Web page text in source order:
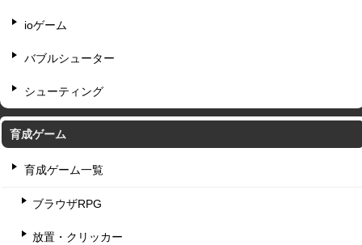
ioゲーム
バブルシューター
シューティング
育成ゲーム
育成ゲーム一覧
ブラウザRPG
放置・クリッカー